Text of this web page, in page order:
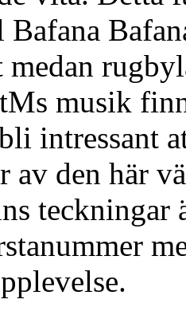
medan
musik
intressant
av den här
teckningar